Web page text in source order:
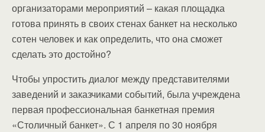
организаторами мероприятий – какая площадка
готова принять в своих стенах банкет на несколько
сотен человек и как определить, что она сможет
сделать это достойно?
Чтобы упростить диалог между представителями
заведений и заказчиками событий, была учреждена
первая профессиональная банкетная премия
«Столичный банкет». С 1 апреля по 30 ноября